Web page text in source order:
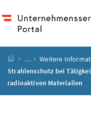
Startseite
…
Weitere
Strahlenschutz bei
radioaktiven Materialien